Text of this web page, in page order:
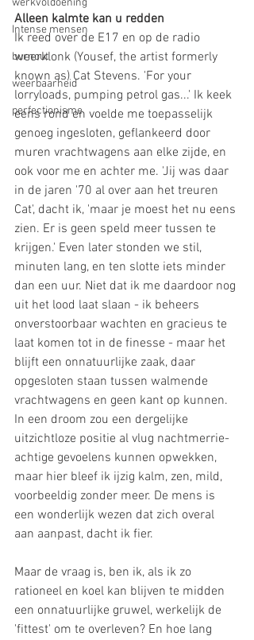
werkvoldoening
Intense mensen
burnout
weerbaarheid
perfectionisme
Alleen kalmte kan u redden
Ik reed over de E17 en op de radio
weerklonk (Yousef, the artist formerly
known as) Cat Stevens. 'For your
lorryloads, pumping petrol gas...' Ik keek
eens rond en voelde me toepasselijk
genoeg ingesloten, geflankeerd door
muren vrachtwagens aan elke zijde, en
ook voor me en achter me. 'Jij was daar
in de jaren '70 al over aan het treuren
Cat', dacht ik, 'maar je moest het nu eens
zien. Er is geen speld meer tussen te
krijgen.' Even later stonden we stil,
minuten lang, en ten slotte iets minder
dan een uur. Niet dat ik me daardoor nog
uit het lood laat slaan - ik beheers
onverstoorbaar wachten en gracieus te
laat komen tot in de finesse - maar het
blijft een onnatuurlijke zaak, daar
opgesloten staan tussen walmende
vrachtwagens en geen kant op kunnen.
In een droom zou een dergelijke
uitzichtloze positie al vlug nachtmerrie-
achtige gevoelens kunnen opwekken,
maar hier bleef ik ijzig kalm, zen, mild,
voorbeeldig zonder meer. De mens is
een wonderlijk wezen dat zich overal
aan aanpast, dacht ik fier.
Maar de vraag is, ben ik, als ik zo
rationeel en koel kan blijven te midden
een onnatuurlijke gruwel, werkelijk de
'fittest' om te overleven? En hoe lang